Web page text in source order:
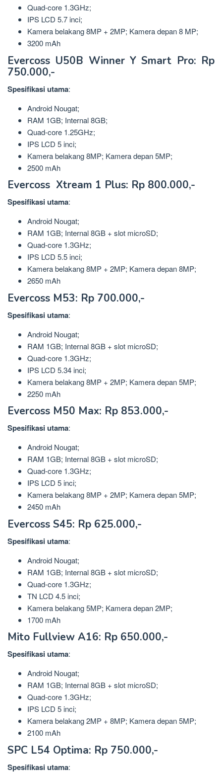
Quad-core 1.3GHz;
IPS LCD 5.7 inci;
Kamera belakang 8MP + 2MP; Kamera depan 8 MP;
3200 mAh
Evercoss U50B Winner Y Smart Pro: Rp
750.000,-
Spesifikasiutama:
Android Nougat;
RAM 1GB; Internal 8GB;
Quad-core 1.25GHz;
IPS LCD 5 inci;
Kamera belakang 8MP; Kamera depan 5MP;
2500 mAh
Evercoss Xtream 1 Plus: Rp 800.000,-
Spesifikasiutama:
Android Nougat;
RAM 1GB; Internal 8GB + slot microSD;
Quad-core 1.3GHz;
IPS LCD 5.5 inci;
Kamera belakang 8MP + 2MP; Kamera depan 8MP;
2650 mAh
Evercoss M53: Rp 700.000,-
Spesifikasiutama:
Android Nougat;
RAM 1GB; Internal 8GB + slot microSD;
Quad-core 1.3GHz;
IPS LCD 5.34 inci;
Kamera belakang 8MP + 2MP; Kamera depan 5MP;
2250 mAh
Evercoss M50 Max: Rp 853.000,-
Spesifikasi utama:
Android Nougat;
RAM 1GB; Internal 8GB + slot microSD;
Quad-core 1.3GHz;
IPS LCD 5 inci;
Kamera belakang 8MP + 2MP; Kamera depan 5MP;
2450 mAh
Evercoss S45: Rp 625.000,-
Spesifikasi utama:
Android Nougat;
RAM 1GB; Internal 8GB + slot microSD;
Quad-core 1.3GHz;
TN LCD 4.5 inci;
Kamera belakang 5MP; Kamera depan 2MP;
1700 mAh
Mito Fullview A16: Rp 650.000,-
Spesifikasiutama:
Android Nougat;
RAM 1GB; Internal 8GB + slot microSD;
Quad-core 1.3GHz;
IPS LCD 5 inci;
Kamera belakang 2MP + 8MP; Kamera depan 5MP;
2100 mAh
SPC L54 Optima: Rp 750.000,-
Spesifikasi utama: